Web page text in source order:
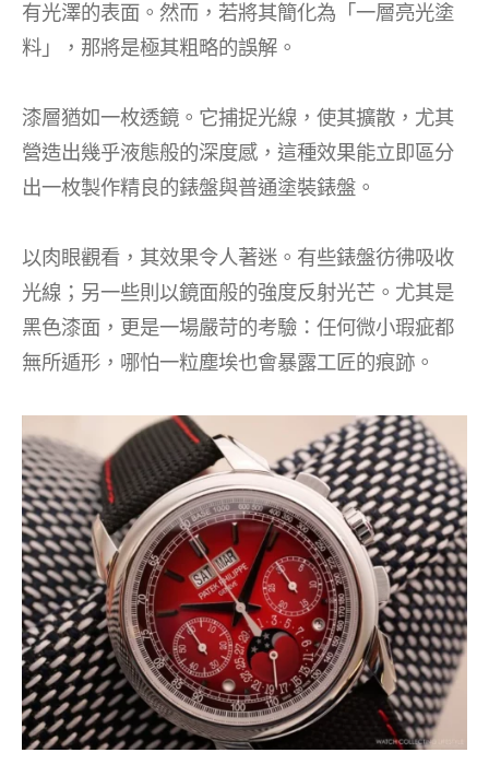
有光澤的表面。然而，若將其簡化為「一層亮光塗
料」，那將是極其粗略的誤解。
漆層猶如一枚透鏡。它捕捉光線，使其擴散，尤其
營造出幾乎液態般的深度感，這種效果能立即區分
出一枚製作精良的錶盤與普通塗裝錶盤。
以肉眼觀看，其效果令人著迷。有些錶盤彷彿吸收
光線；另一些則以鏡面般的強度反射光芒。尤其是
黑色漆面，更是一場嚴苛的考驗：任何微小瑕疵都
無所遁形，哪怕一粒塵埃也會暴露工匠的痕跡。